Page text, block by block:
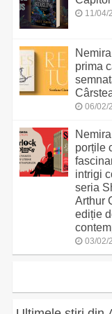
11/04/
prima
06/02/
porțile
intrigi
seria
Arthur
ediție
03/02/